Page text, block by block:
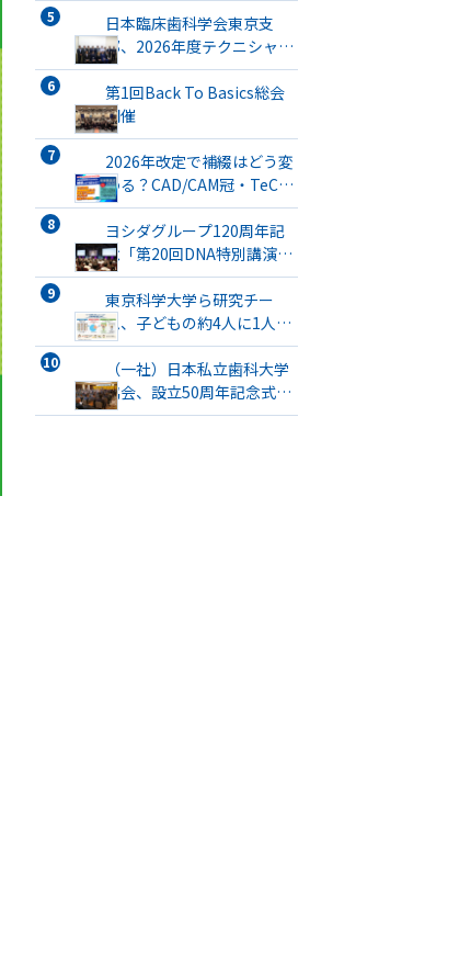
日本臨床歯科学会東京支
部、2026年度テクニシャン
ミーティングを開催
第1回Back To Basics総会
開催
2026年改定で補綴はどう変
わる？CAD/CAM冠・TeC・
義管／歯リハ1・チタンブリ
ッジ・3次元プリント有床義
歯まで詳解
ヨシダグループ120周年記
念「第20回DNA特別講演
会」が開催
東京科学大学ら研究チー
ム、子どもの約4人に1人が
口腔機能発達不全症に該当
すると発表
（一社）日本私立歯科大学
協会、設立50周年記念式
典・記念講演会、記念祝賀